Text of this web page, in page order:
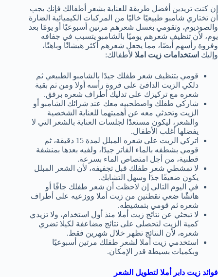
إن كنت تريدين أفضل طريقة للعناية بشعر أطفالك فإنك يجب
أن تختاري شامبو طبيعيًا خاليًا من المركبات الكيميائية الضارة
والصوديوم، وتقومي بغسل شعرهم مرتين أسبوعيًا أو يومًا بعد
يوم، لأن تنظيف شعرهم يوميًا بالشامبو يتسبب في جفافه
وفروة رأسهم أيضًا، مما يجعل شعرهم أكثر هيشانًا وباهتًا،
وإليك استخدامات زيت املا لأطفالك:
قومي بتنظيف شعر طفلك جيدًا بالشامبو الطبيعي ثم
دلكي الزيت الدافئ على فروة رأسه أولا ومن ثم بقية
شعره مع تركيزك على تدليك أطراف شعره برفق.
شاركي طفلك واصطحبيه معك عند شرائك الشامبو أو
الزيت وتحدثي معه عن أهميتهما للعناية الشخصية
والشعر، ليكون مستعدًا لجلسات العناية بالشعر التي لا
يفضلها أغلب الأطفال.
اتركي الزيت على شعره المبلل لمدة 15 دقيقة، ثم
قومي بشطفه بالماء الفاتر جيدًا، ولفيه بعدها بمنشفة
قطنية، من أجل امتصاص الماء بسرعة.
لا تمشطي شعر طفلك قبل تجفيفه، لأن الشعر المبلل
يكون ضعيفًا جدًا وسهل التشابك.
في اليوم التالي إن لاحظت أن شعر طفلك جافًا أو
هائشًا ضعي نقطتين من زيت أملا ووزعيه على أطراف
شعره ثم قومي بتمشيطه.
لا تبحثي عن نتائج زيت أملا منذ أول استخدام، ولا تزيدي
كمية الزيت لتحصلي على نتائج مضاعفة لكيلا تضري
شعره، لأن النتائج تظهر خلال شهرين فقط.
استخدمي زيت أملا لشعر طفلك مرتين أسبوعيًا
وبكميات بسيطة قدر الإمكان.
فوائد زيت دابر أملا لتطويل الشعر